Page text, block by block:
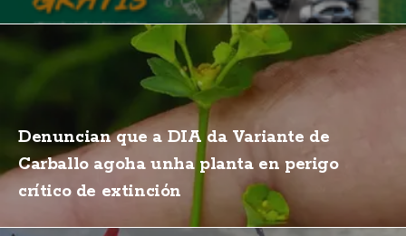
Denuncian que a DIA da Variante de
Carballo agoha unha planta en perigo
crítico de extinción